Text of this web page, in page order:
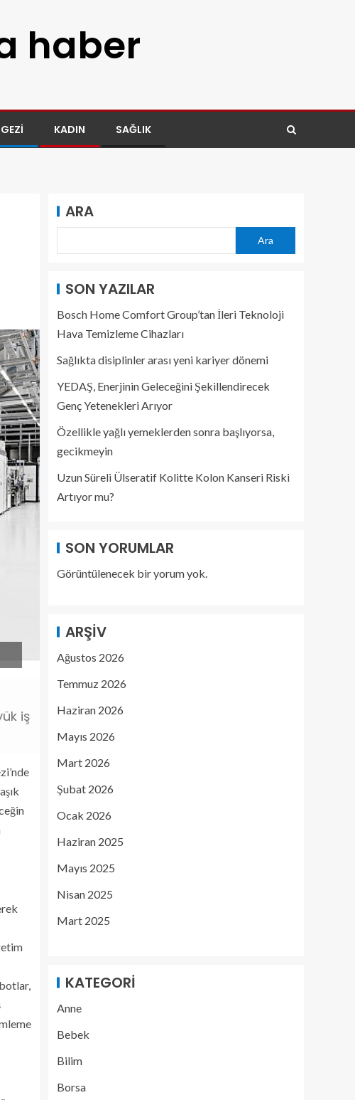
haber
GEZI KADIN SAĞLIK
iş
ARA
Ara
SON YAZILAR
Bosch Home Comfort Group’tan İleri Teknoloji
Hava Temizleme Cihazları
Sağlıkta disiplinler arası yeni kariyer dönemi
YEDAŞ, Enerjinin Geleceğini Şekillendirecek
Genç Yetenekleri Arıyor
Özellikle yağlı yemeklerden sonra başlıyorsa,
gecikmeyin
Uzun Süreli Ülseratif Kolitte Kolon Kanseri Riski
Artıyor mu?
SON YORUMLAR
Görüntülenecek bir yorum yok.
ARŞIV
Ağustos 2026
Temmuz 2026
Haziran 2026
Mayıs 2026
Mart 2026
Şubat 2026
Ocak 2026
Haziran 2025
Mayıs 2025
Nisan 2025
Mart 2025
KATEGORI
Anne
Bebek
Bilim
Borsa